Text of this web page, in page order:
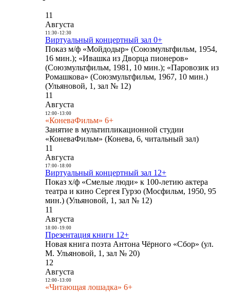
11
Августа
11:30- 12:30
Виртуальный концертный зал 0+
Показ м/ф «Мойдодыр» (Союзмультфильм, 1954,
16 мин.); «Ивашка из Дворца пионеров»
(Союзмультфильм, 1981, 10 мин.); «Паровозик из
Ромашкова» (Союзмультфильм, 1967, 10 мин.)
(Ульяновой, 1, зал № 12)
11
Августа
12:00- 13:00
«КоневаФильм» 6+
Занятие в мультипликационной студии
«КоневаФильм» (Конева, 6, читальный зал)
11
Августа
17:00- 18:00
Виртуальный концертный зал 12+
Показ х/ф «Смелые люди» к 100-летию актера
театра и кино Сергея Гурзо (Мосфильм, 1950, 95
мин.) (Ульяновой, 1, зал № 12)
11
Августа
18:00- 19:00
Презентация книги 12+
Новая книга поэта Антона Чёрного «Сбор» (ул.
М. Ульяновой, 1, зал № 20)
12
Августа
12:00- 13:00
«Читающая лошадка» 6+